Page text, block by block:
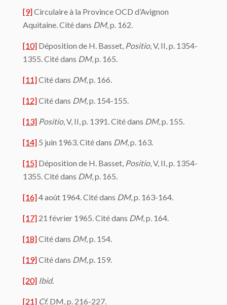
[9]Circulaire à la Province OCD d’Avignon
Aquitaine. Cité dans DM, p. 162.
[10] Déposition de H. Basset, Positio, V, II, p. 1354-
1355. Cité dans DM, p. 165.
[11]Cité dans DM, p. 166.
[12]Cité dans DM, p. 154-155.
[13] Positio, V, II, p. 1391. Cité dans DM, p. 155.
[14] 5 juin 1963. Cité dans DM, p. 163.
[15] Déposition de H. Basset, Positio, V, II, p. 1354-
1355. Cité dans DM, p. 165.
[16]4 août 1964. Cité dans DM, p. 163-164.
[17] 21 février 1965. Cité dans DM, p. 164.
[18]Cité dans DM, p. 154.
[19]Cité dans DM, p. 159.
[20] Ibid.
[21] Cf. DM, p. 216-227.